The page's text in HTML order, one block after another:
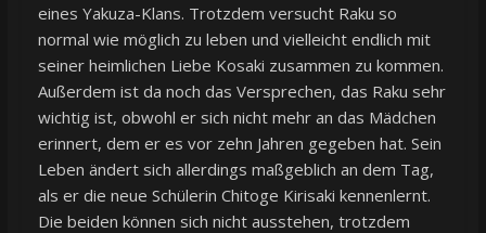
eines Yakuza-Klans. Trotzdem versucht Raku so
normal wie möglich zu leben und vielleicht endlich mit
seiner heimlichen Liebe Kosaki zusammen zu kommen.
Außerdem ist da noch das Versprechen, das Raku sehr
wichtig ist, obwohl er sich nicht mehr an das Mädchen
erinnert, dem er es vor zehn Jahren gegeben hat. Sein
Leben ändert sich allerdings maßgeblich an dem Tag,
als er die neue Schülerin Chitoge Kirisaki kennenlernt.
Die beiden können sich nicht ausstehen, trotzdem